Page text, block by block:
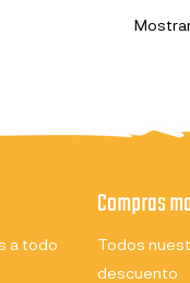
a todo
Compras
Todos
descuento